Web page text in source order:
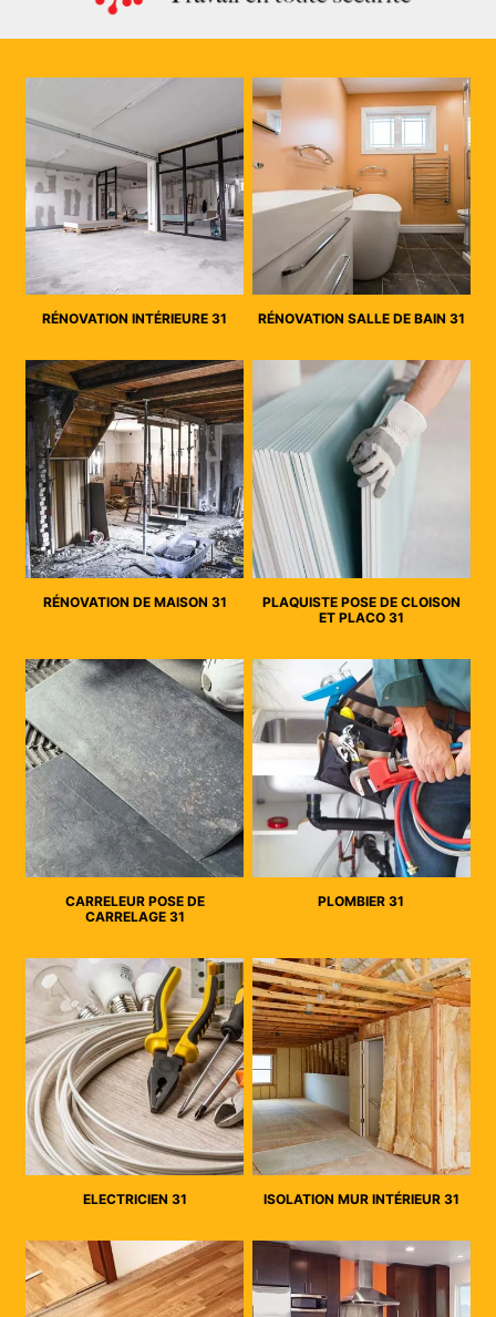
RÉNOVATION INTÉRIEURE 31 RÉNOVATION SALLE DE BAIN 31
RÉNOVATION DE MAISON 31
PLAQUISTE POSE DE CLOISON
ET PLACO 31
CARRELEUR POSE DE
CARRELAGE 31
PLOMBIER 31
ELECTRICIEN 31 ISOLATION MUR INTÉRIEUR 31